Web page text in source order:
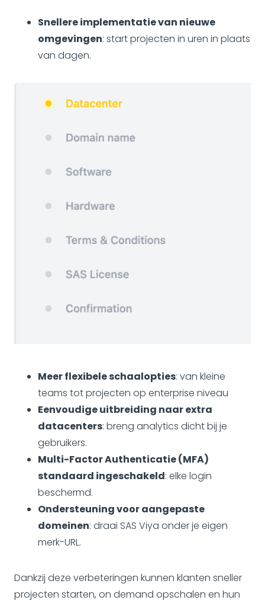
Snellere implementatie van nieuwe
omgevingen: start projecten in uren in plaats
van dagen.
Meer flexibele schaalopties: van kleine
teams tot projecten op enterprise niveau
Eenvoudige uitbreiding naar extra
datacenters: breng analytics dicht bij je
gebruikers.
Multi-Factor Authenticatie (MFA)
standaard ingeschakeld: elke login
beschermd.
Ondersteuning voor aangepaste
domeinen: draai SAS Viya onder je eigen
merk-URL.
Dankzij deze verbeteringen kunnen klanten sneller
projecten starten, on demand opschalen en hun